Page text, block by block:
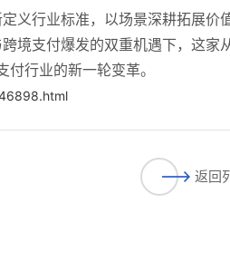
义行业标准，以场景深耕拓展价
境支付爆发的双重机遇下，这家
行业的新一轮变革。
返回